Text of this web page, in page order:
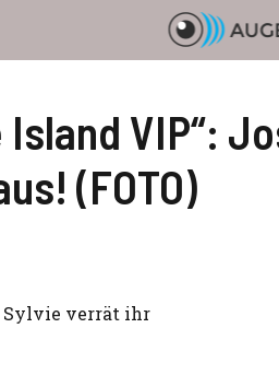
Island VIP“:
(FOTO)
Sylvie verrät ihr